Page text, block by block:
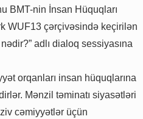
BMT-nin İnsan Hüquqları
WUF13 çərçivəsində keçirilən
adlı dialoq sessiyasına
orqanları insan hüquqlarına
Mənzil təminatı siyasətləri
cəmiyyətlər üçün